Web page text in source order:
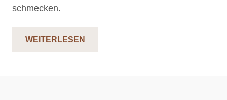
schmecken.
WEITERLESEN